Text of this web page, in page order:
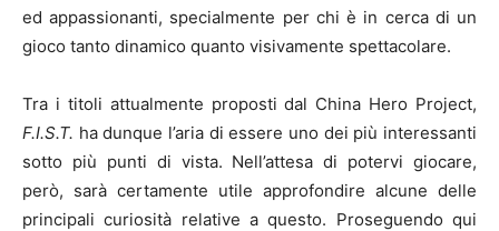
ed appassionanti, specialmente per chi è in cerca di un
gioco tanto dinamico quanto visivamente spettacolare.
Tra i titoli attualmente proposti dal China Hero Project,
F.I.S.T. ha dunque l’aria di essere uno dei più interessanti
sotto più punti di vista. Nell’attesa di potervi giocare,
però, sarà certamente utile approfondire alcune delle
principali curiosità relative a questo. Proseguendo qui